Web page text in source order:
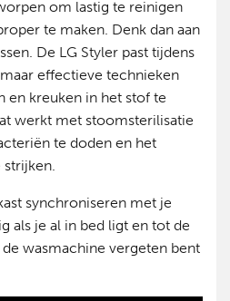
om lastig te reinigen
te maken. Denk dan aan
De LG Styler past tijdens
effectieve technieken
en kreuken in het stof te
werkt met stoomsterilisatie
te doden en het
strijken.
synchroniseren met je
als je al in bed ligt en tot de
wasmachine vergeten bent